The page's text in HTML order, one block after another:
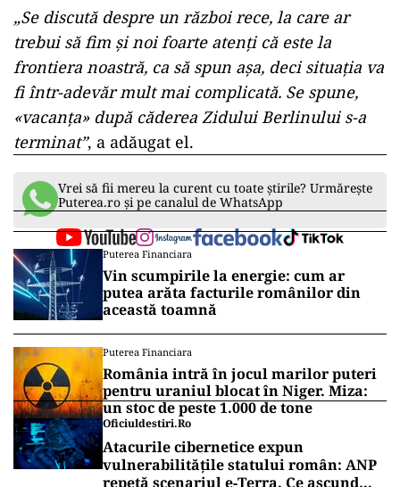
„Se discută despre un război rece, la care ar
trebui să fim și noi foarte atenți că este la
frontiera noastră, ca să spun așa, deci situația va
fi într-adevăr mult mai complicată. Se spune,
«vacanța» după căderea Zidului Berlinului s-a
terminat”, a adăugat el.
Vrei să fii mereu la curent cu toate știrile? Urmărește
Puterea.ro și pe canalul de WhatsApp
Puterea Financiara
Vin scumpirile la energie: cum ar
putea arăta facturile românilor din
această toamnă
Puterea Financiara
România intră în jocul marilor puteri
pentru uraniul blocat în Niger. Miza:
un stoc de peste 1.000 de tone
Oficiuldestiri.ro
Atacurile cibernetice expun
vulnerabilitățile statului român: ANP
repetă scenariul e‑Terra. Ce ascund